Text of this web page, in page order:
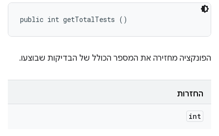
public int getTotalTests ()
הפונקציה מחזירה את המספר הכולל של הבדיקות שבוצעו.
החזרות
int